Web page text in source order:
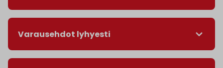
Varausehdot lyhyesti